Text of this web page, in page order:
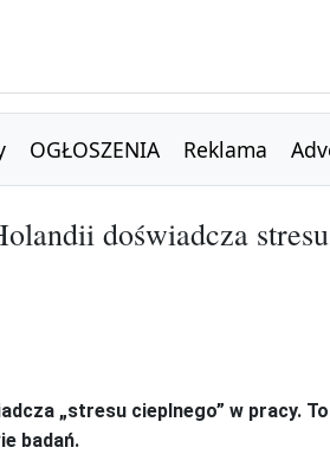
OGŁOSZENIA Reklama
doświadcza stresu
„stresu cieplnego” w pracy. To
badań.